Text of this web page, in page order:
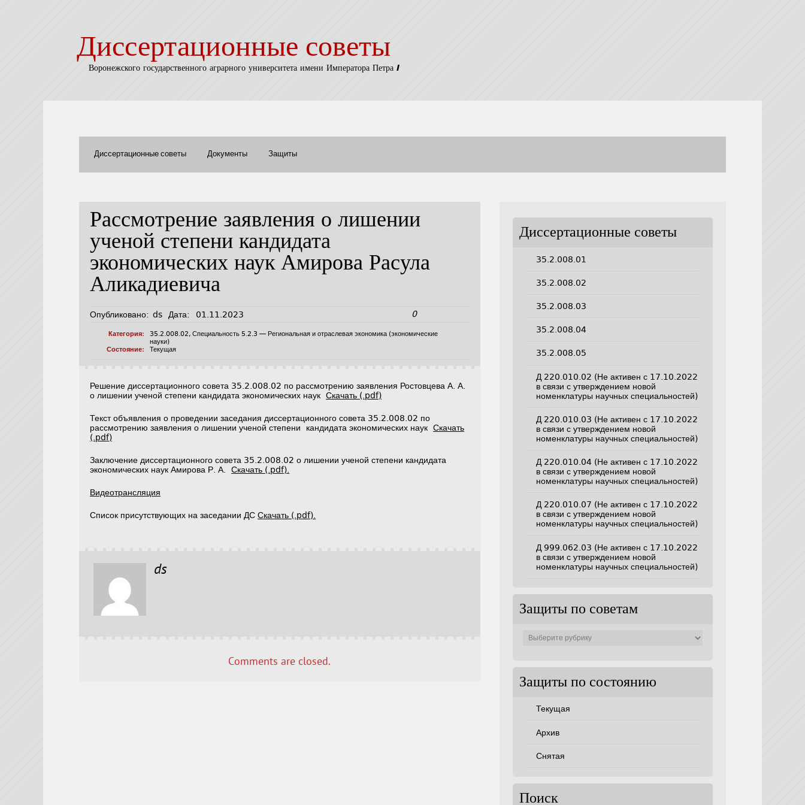
Диссертационные советы
Воронежского государственного аграрного университета имени Императора Петра I
Диссертационные советы Документы Защиты
Рассмотрение заявления о лишении
ученой степени кандидата
экономических наук Амирова Расула
Аликадиевича
Опубликовано: ds Дата: 01.11.2023 0
Категория: 35.2.008.02,Специальность 5.2.3 — Региональная и отраслевая экономика (экономические
науки)
Состояние:
Текущая
Решение диссертационного совета 35.2.008.02 по рассмотрению заявления Ростовцева А. А.
о лишении ученой степени кандидата экономических наукСкачать (.pdf)
Текст объявления о проведении заседания диссертационного совета 35.2.008.02 по
рассмотрению заявления о лишении ученой степени кандидата экономических наукСкачать
(.pdf)
Заключение диссертационного совета 35.2.008.02 о лишении ученой степени кандидата
экономических наук Амирова Р. А.Скачать (.pdf).
Видеотрансляция
Список присутствующих на заседании ДССкачать (.pdf).
ds
Comments are closed.
Диссертационные советы
35.2.008.01
35.2.008.02
35.2.008.03
35.2.008.04
35.2.008.05
Д 220.010.02 (Не активен с 17.10.2022
в связи с утверждением новой
номенклатуры научных специальностей)
Д 220.010.03 (Не активен с 17.10.2022
в связи с утверждением новой
номенклатуры научных специальностей)
Д 220.010.04 (Не активен с 17.10.2022
в связи с утверждением новой
номенклатуры научных специальностей)
Д 220.010.07 (Не активен с 17.10.2022
в связи с утверждением новой
номенклатуры научных специальностей)
Д 999.062.03 (Не активен с 17.10.2022
в связи с утверждением новой
номенклатуры научных специальностей)
Защиты по советам
Защиты по состоянию
Текущая
Архив
Снятая
Поиск